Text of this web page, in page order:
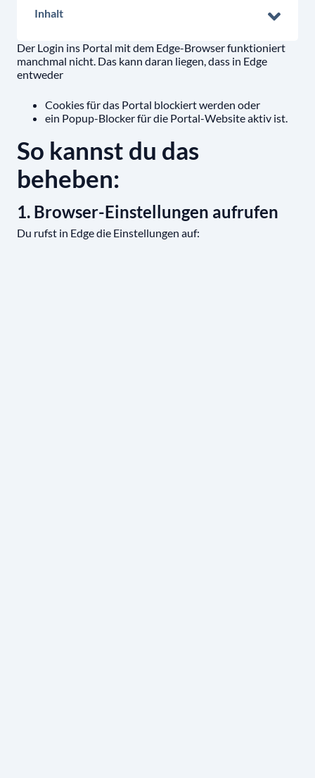
Inhalt
Der Login ins Portal mit dem Edge-Browser funktioniert
manchmal nicht. Das kann daran liegen, dass in Edge
entweder
Cookies für das Portal blockiert werden oder
ein Popup-Blocker für die Portal-Website aktiv ist.
So kannst du das
beheben:
1. Browser-Einstellungen aufrufen
Du rufst in Edge die Einstellungen auf: